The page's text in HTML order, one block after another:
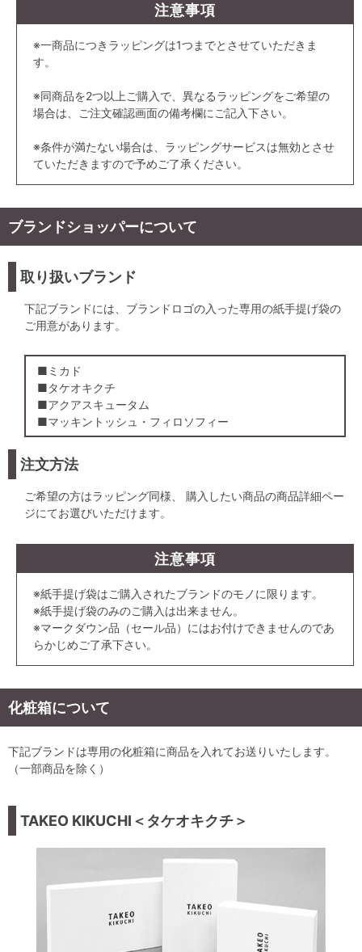
注意事項
※一商品につきラッピングは1つまでとさせていただきま
す。
※同商品を2つ以上ご購入で、異なるラッピングをご希望の
場合は、ご注文確認画面の備考欄にご記入下さい。
※条件が満たない場合は、ラッピングサービスは無効とさせ
ていただきますので予めご了承ください。
ブランドショッパーについて
取り扱いブランド
下記ブランドには、ブランドロゴの入った専用の紙手提げ袋の
ご用意があります。
■ミカド
■タケオキクチ
■アクアスキュータム
■マッキントッシュ・フィロソフィー
注文方法
ご希望の方はラッピング同様、 購入したい商品の商品詳細ペー
ジにてお選びいただけます。
注意事項
※紙手提げ袋はご購入されたブランドのモノに限ります。
※紙手提げ袋のみのご購入は出来ません。
※マークダウン品（セール品）にはお付けできませんのであ
らかじめご了承下さい。
化粧箱について
下記ブランドは専用の化粧箱に商品を入れてお送りいたします。
（一部商品を除く）
TAKEO KIKUCHI＜タケオキクチ＞